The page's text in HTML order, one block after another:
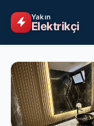
Yakın
Elektrikçi
İstanbul